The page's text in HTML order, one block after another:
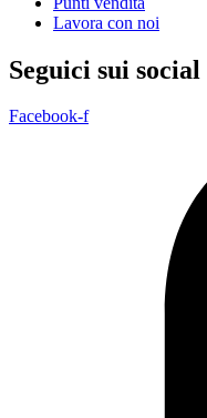
Lavora con noi
Seguici sui social
Facebook-f